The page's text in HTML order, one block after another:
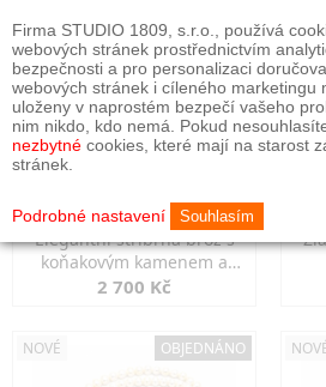
Elegantní stříbrná brož s
koňakovým kamenem a
markazity
2 700 Kč
NOVÉ OBJEDNÁNO
Firma STUDIO 1809, s.r.o., používá
webových stránek prostřednictvím
bezpečnosti a pro personalizaci
webových stránek i cíleného marketingu
uloženy v naprostém bezpečí vašeho
nim nikdo, kdo nemá. Pokud
nezbytné cookies, které mají na starost
stránek.
Podrobné nastavení Souhlasím